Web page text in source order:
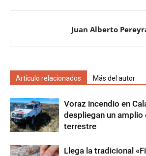
Juan Alberto
Artículo relacionados Más del autor
Voraz incendio en
despliegan un amplio
terrestre
Llega la tradicional